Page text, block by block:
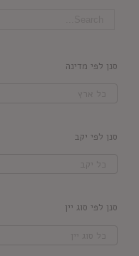
סנן לפי מדינה
סנן לפי יקב
סנן לפי סוג יין